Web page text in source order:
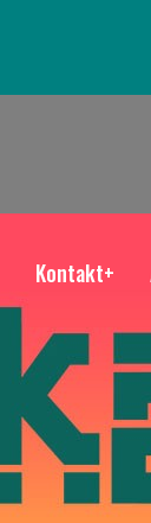
Kontakt+